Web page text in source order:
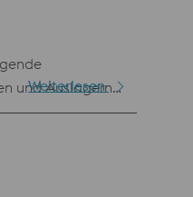
und Auslagern
Weiterlesen